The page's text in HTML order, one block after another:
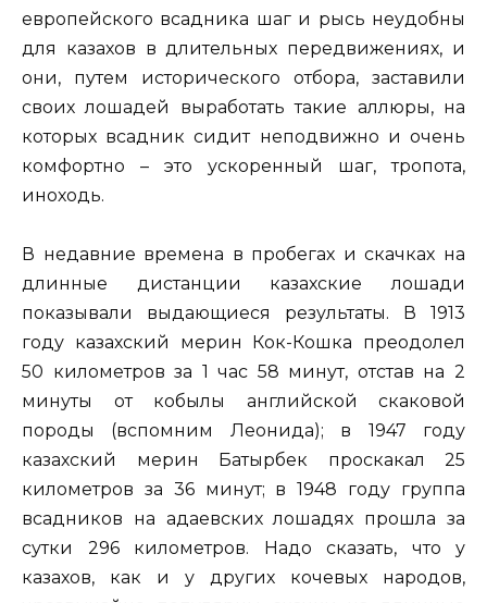
европейского всадника шаг и рысь неудобны
для казахов в длительных передвижениях, и
они, путем исторического отбора, заставили
своих лошадей выработать такие аллюры, на
которых всадник сидит неподвижно и очень
комфортно – это ускоренный шаг, тропота,
иноходь.
В недавние времена в пробегах и скачках на
длинные дистанции казахские лошади
показывали выдающиеся результаты. В 1913
году казахский мерин Кок-Кошка преодолел
50 километров за 1 час 58 минут, отстав на 2
минуты от кобылы английской скаковой
породы (вспомним Леонида); в 1947 году
казахский мерин Батырбек проскакал 25
километров за 36 минут; в 1948 году группа
всадников на адаевских лошадях прошла за
сутки 296 километров. Надо сказать, что у
казахов, как и у других кочевых народов,